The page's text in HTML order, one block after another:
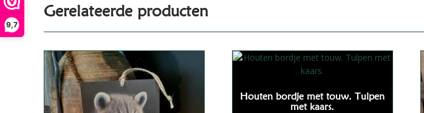
9,7
Gerelateerde producten
Houten bordje met touw. Tulpen
met kaars.